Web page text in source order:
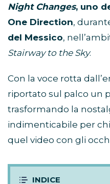
Night Changes, uno
One Direction,
del Messico,
Stairway to the Sky.
Con la voce rotta
riportato sul palco un
trasformando la
indimenticabile per
quel video con gli